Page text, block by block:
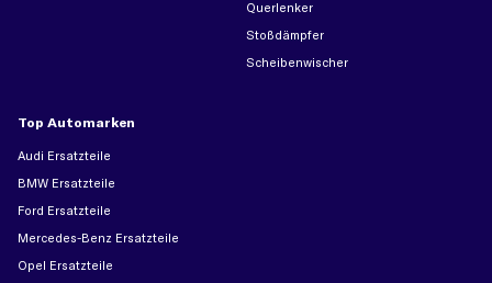
Querlenker
Stoßdämpfer
Scheibenwischer
Top Automarken
Audi Ersatzteile
BMW Ersatzteile
Ford Ersatzteile
Mercedes-Benz Ersatzteile
Opel Ersatzteile